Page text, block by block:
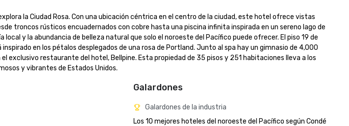
la Ciudad Rosa. Con una ubicación céntrica en el centro de la ciudad, este hotel ofrece vistas
troncos rústicos encuadernados con cobre hasta una piscina infinita inspirada en un sereno lago de
y la abundancia de belleza natural que solo el noroeste del Pacífico puede ofrecer. El piso 19 de
en los pétalos desplegados de una rosa de Portland. Junto al spa hay un gimnasio de 4,000
restaurante del hotel, Bellpine. Esta propiedad de 35 pisos y 251 habitaciones lleva a los
y vibrantes de Estados Unidos.
Galardones
Galardones de la industria
Los 10 mejores hoteles del noroeste del Pacífico según Condé